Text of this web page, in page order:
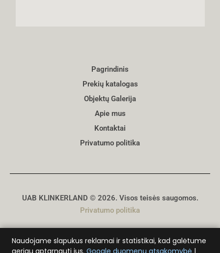
Pagrindinis
Prekių katalogas
Objektų Galerija
Apie mus
Kontaktai
Privatumo politika
UAB KLINKERLAND © 2026. Visos teisės saugomos.
Privatumo politika
Naudojame slapukus reklamai ir statistikai, kad galėtume
geriau aptarnauti jus. Google duomenų atsakomybė |